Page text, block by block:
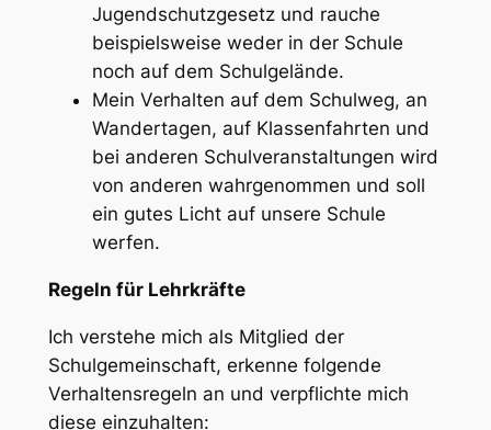
Jugendschutzgesetz und rauche
beispielsweise weder in der Schule
noch auf dem Schulgelände.
Mein Verhalten auf dem Schulweg, an
Wandertagen, auf Klassenfahrten und
bei anderen Schulveranstaltungen wird
von anderen wahrgenommen und soll
ein gutes Licht auf unsere Schule
werfen.
Regeln für Lehrkräfte
Ich verstehe mich als Mitglied der
Schulgemeinschaft, erkenne folgende
Verhaltensregeln an und verpflichte mich
diese einzuhalten: